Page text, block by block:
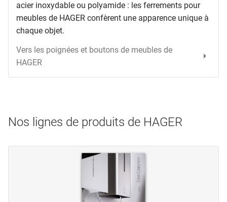
acier inoxydable ou polyamide : les ferrements pour
meubles de HAGER confèrent une apparence unique à
chaque objet.
Vers les poignées et boutons de meubles de
HAGER
Nos lignes de produits de HAGER